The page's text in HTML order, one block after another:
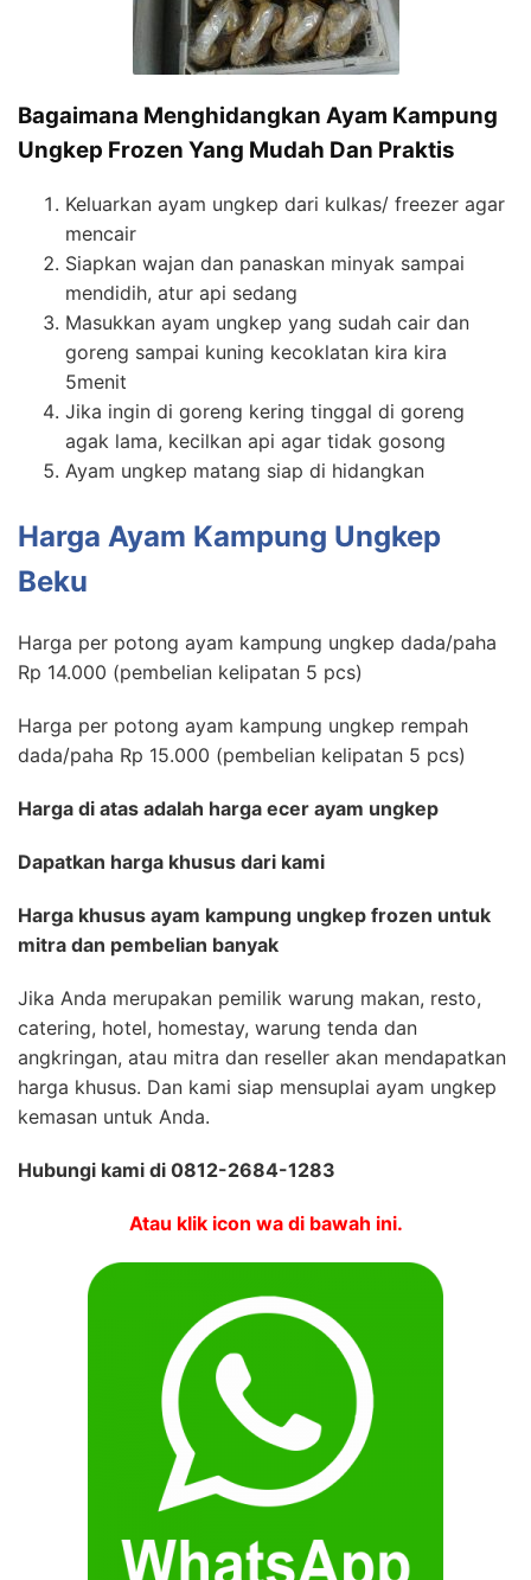
Bagaimana Menghidangkan Ayam Kampung
Ungkep Frozen Yang Mudah Dan Praktis
Keluarkan ayam ungkep dari kulkas/ freezer agar
mencair
Siapkan wajan dan panaskan minyak sampai
mendidih, atur api sedang
Masukkan ayam ungkep yang sudah cair dan
goreng sampai kuning kecoklatan kira kira
5menit
Jika ingin di goreng kering tinggal di goreng
agak lama, kecilkan api agar tidak gosong
Ayam ungkep matang siap di hidangkan
Harga Ayam Kampung Ungkep
Beku
Harga per potong ayam kampung ungkep dada/paha
Rp 14.000 (pembelian kelipatan 5 pcs)
Harga per potong ayam kampung ungkep rempah
dada/paha Rp 15.000 (pembelian kelipatan 5 pcs)
Harga di atas adalah harga ecer ayam ungkep
Dapatkan harga khusus dari kami
Harga khusus ayam kampung ungkep frozen untuk
mitra dan pembelian banyak
Jika Anda merupakan pemilik warung makan, resto,
catering, hotel, homestay, warung tenda dan
angkringan, atau mitra dan reseller akan mendapatkan
harga khusus. Dan kami siap mensuplai ayam ungkep
kemasan untuk Anda.
Hubungi kami di 0812-2684-1283
Atau klik icon wa di bawah ini.